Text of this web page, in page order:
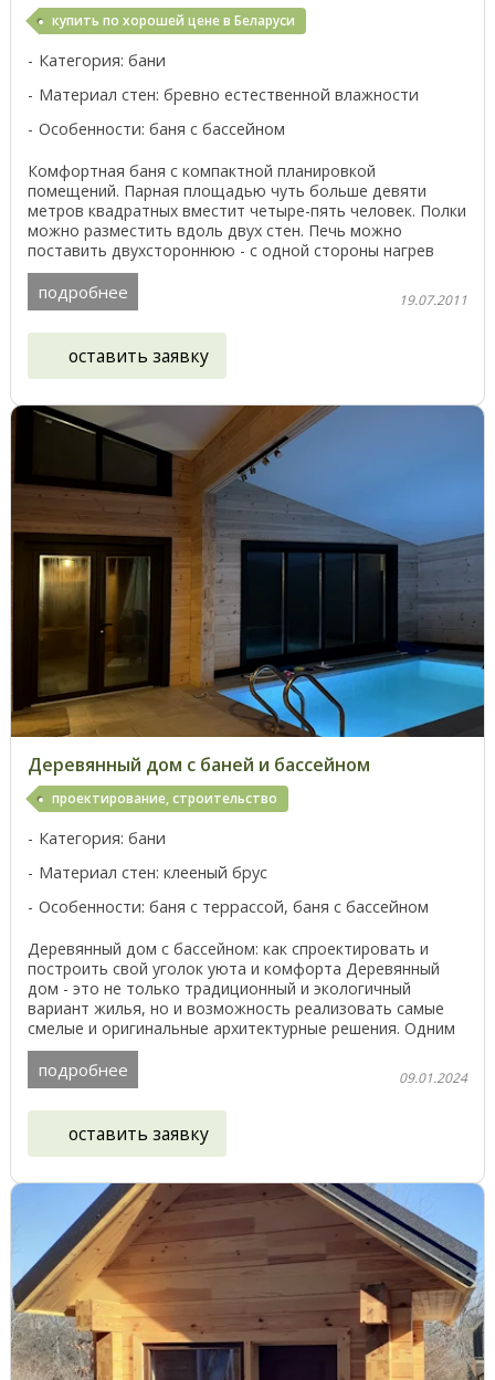
купить по хорошей цене в Беларуси
Категория: бани
Материал стен: бревно естественной влажности
Особенности: баня с бассейном
Комфортная баня с компактной планировкой
помещений. Парная площадью чуть больше девяти
метров квадратных вместит четыре-пять человек. Полки
можно разместить вдоль двух стен. Печь можно
поставить двухстороннюю - с одной стороны нагрев
парной, с ...
подробнее 19.07.2011
оставить заявку
Деревянный дом с баней и бассейном
проектирование, строительство
Категория: бани
Материал стен: клееный брус
Особенности: баня с террассой, баня с бассейном
Деревянный дом с бассейном: как спроектировать и
построить свой уголок уюта и комфорта Деревянный
дом - это не только традиционный и экологичный
вариант жилья, но и возможность реализовать самые
смелые и оригинальные архитектурные решения. Одним
из ...
подробнее 09.01.2024
оставить заявку